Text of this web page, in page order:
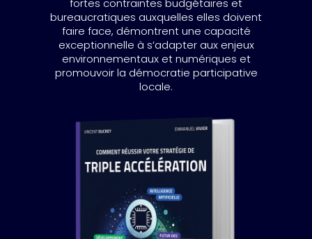
fortes contraintes budgétaires et
bureaucratiques auxquelles elles doivent
faire face, démontrent une capacité
exceptionnelle à s’adapter aux enjeux
environnementaux et numériques et
promouvoir la démocratie participative
locale.